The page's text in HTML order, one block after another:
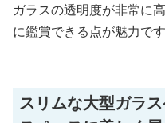
ガラスの透明度が非常に
に鑑賞できる点が魅力です
スリムな大型ガラ